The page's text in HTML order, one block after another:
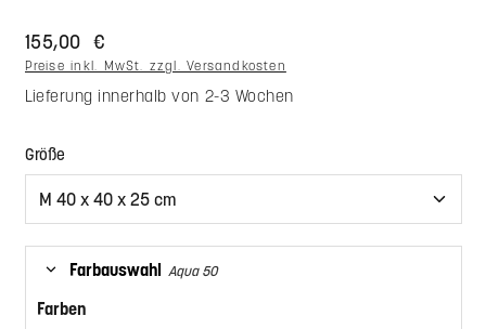
155,00 €
Preise inkl. MwSt. zzgl. Versandkosten
Lieferung innerhalb von 2-3 Wochen
Größeauswählen
Farbauswahl Aqua 50
Farben